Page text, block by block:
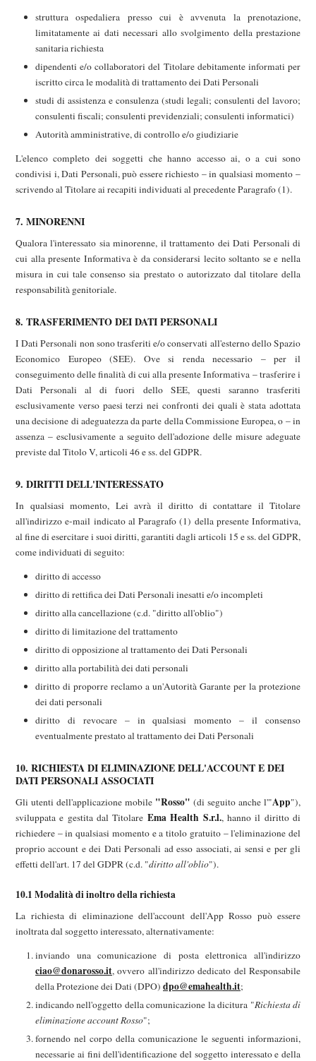
struttura ospedaliera presso cui è avvenuta la prenotazione,
limitatamente ai dati necessari allo svolgimento della prestazione
sanitaria richiesta
dipendenti e/o collaboratori del Titolare debitamente informati per
iscritto circa le modalità di trattamento dei Dati Personali
studi di assistenza e consulenza (studi legali; consulenti del lavoro;
consulenti fiscali; consulenti previdenziali; consulenti informatici)
Autorità amministrative, di controllo e/o giudiziarie
L'elenco completo dei soggetti che hanno accesso ai, o a cui sono
condivisi i, Dati Personali, può essere richiesto – in qualsiasi momento –
scrivendo al Titolare ai recapiti individuati al precedente Paragrafo (1).
7. MINORENNI
Qualora l'interessato sia minorenne, il trattamento dei Dati Personali di
cui alla presente Informativa è da considerarsi lecito soltanto se e nella
misura in cui tale consenso sia prestato o autorizzato dal titolare della
responsabilità genitoriale.
8. TRASFERIMENTO DEI DATI PERSONALI
I Dati Personali non sono trasferiti e/o conservati all'esterno dello Spazio
Economico Europeo (SEE). Ove si renda necessario – per il
conseguimento delle finalità di cui alla presente Informativa – trasferire i
Dati Personali al di fuori dello SEE, questi saranno trasferiti
esclusivamente verso paesi terzi nei confronti dei quali è stata adottata
una decisione di adeguatezza da parte della Commissione Europea, o – in
assenza – esclusivamente a seguito dell'adozione delle misure adeguate
previste dal Titolo V, articoli 46 e ss. del GDPR.
9. DIRITTI DELL'INTERESSATO
In qualsiasi momento, Lei avrà il diritto di contattare il Titolare
all'indirizzo e-mail indicato al Paragrafo (1) della presente Informativa,
al fine di esercitare i suoi diritti, garantiti dagli articoli 15 e ss. del GDPR,
come individuati di seguito:
diritto di accesso
diritto di rettifica dei Dati Personali inesatti e/o incompleti
diritto alla cancellazione (c.d. "diritto all'oblio")
diritto di limitazione del trattamento
diritto di opposizione al trattamento dei Dati Personali
diritto alla portabilità dei dati personali
diritto di proporre reclamo a un'Autorità Garante per la protezione
dei dati personali
diritto di revocare – in qualsiasi momento – il consenso
eventualmente prestato al trattamento dei Dati Personali
10. RICHIESTA DI ELIMINAZIONE DELL'ACCOUNT E DEI
DATI PERSONALI ASSOCIATI
Gli utenti dell'applicazione mobile "Rosso" (di seguito anche l'"App"),
sviluppata e gestita dal Titolare Ema Health S.r.l., hanno il diritto di
richiedere – in qualsiasi momento e a titolo gratuito – l'eliminazione del
proprio account e dei Dati Personali ad esso associati, ai sensi e per gli
effetti dell'art. 17 del GDPR (c.d. "diritto all'oblio").
10.1 Modalità di inoltro della richiesta
La richiesta di eliminazione dell'account dell'App Rosso può essere
inoltrata dal soggetto interessato, alternativamente:
inviando una comunicazione di posta elettronica all'indirizzo
ciao@donarosso.it, ovvero all'indirizzo dedicato del Responsabile
della Protezione dei Dati (DPO) dpo@emahealth.it;
indicando nell'oggetto della comunicazione la dicitura "Richiesta di
eliminazione account Rosso";
fornendo nel corpo della comunicazione le seguenti informazioni,
necessarie ai fini dell'identificazione del soggetto interessato e della